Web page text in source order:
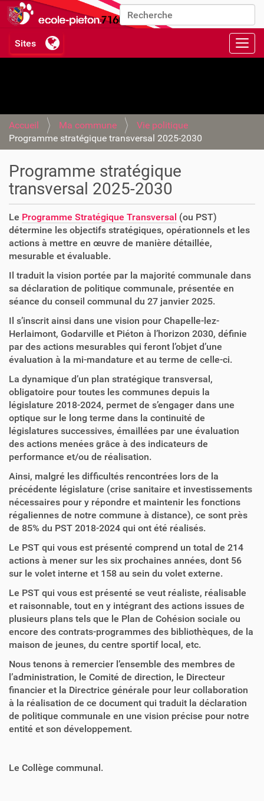
Chercher par
Recherche avancée…
Accueil Ma commune
Vie politique
Programme stratégique transversal 2025-2030
Programme stratégique
transversal 2025-2030
Le Programme Stratégique Transversal (ou PST)
détermine les objectifs stratégiques, opérationnels et les
actions à mettre en œuvre de manière détaillée,
mesurable et évaluable.
Il traduit la vision portée par la majorité communale dans
sa déclaration de politique communale, présentée en
séance du conseil communal du 27 janvier 2025.
Il s’inscrit ainsi dans une vision pour Chapelle-lez-
Herlaimont, Godarville et Piéton à l’horizon 2030, définie
par des actions mesurables qui feront l’objet d’une
évaluation à la mi-mandature et au terme de celle-ci.
La dynamique d’un plan stratégique transversal,
obligatoire pour toutes les communes depuis la
législature 2018-2024, permet de s’engager dans une
optique sur le long terme dans la continuité de
législatures successives, émaillées par une évaluation
des actions menées grâce à des indicateurs de
performance et/ou de réalisation.
Ainsi, malgré les difficultés rencontrées lors de la
précédente législature (crise sanitaire et investissements
nécessaires pour y répondre et maintenir les fonctions
régaliennes de notre commune à distance), ce sont près
de 85% du PST 2018-2024 qui ont été réalisés.
Le PST qui vous est présenté comprend un total de 214
actions à mener sur les six prochaines années, dont 56
sur le volet interne et 158 au sein du volet externe.
Le PST qui vous est présenté se veut réaliste, réalisable
et raisonnable, tout en y intégrant des actions issues de
plusieurs plans tels que le Plan de Cohésion sociale ou
encore des contrats-programmes des bibliothèques, de la
maison de jeunes, du centre sportif local, etc.
Nous tenons à remercier l’ensemble des membres de
l’administration, le Comité de direction, le Directeur
financier et la Directrice générale pour leur collaboration
à la réalisation de ce document qui traduit la déclaration
de politique communale en une vision précise pour notre
entité et son développement.
Le Collège communal.